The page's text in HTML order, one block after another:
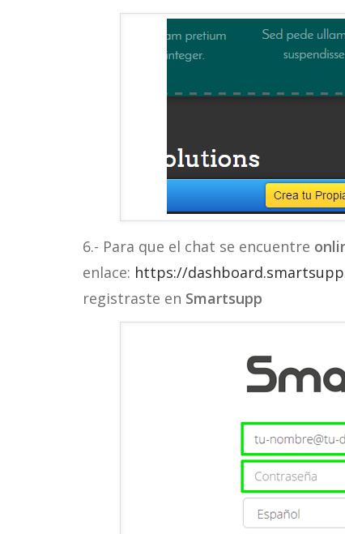
6.- Para que el chat se encuentre
enlace: https://
registraste en Smartsupp